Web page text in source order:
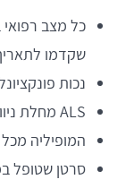
שקדמו
נכות
ALS מחלת ניוון שרירים
המופיליה מכל
סרטן שטופל במהלך 12